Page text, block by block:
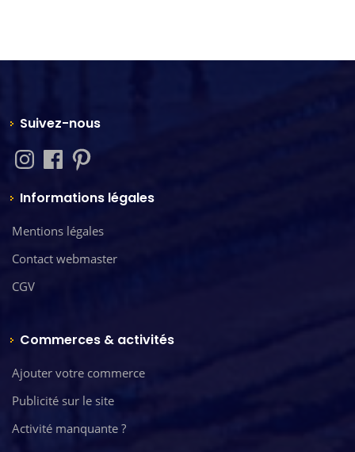
Suivez-nous
Informations légales
Mentions légales
Contact webmaster
CGV
Commerces & activités
Ajouter votre commerce
Publicité sur le site
Activité manquante ?